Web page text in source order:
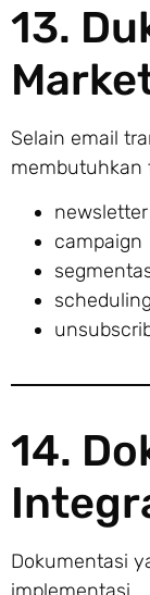
13.
Selain email
membutuhkan
newsletter
campaign
scheduling
14.
Dokumentasi